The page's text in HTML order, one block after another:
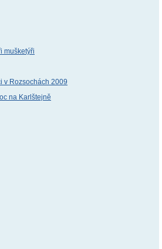
mušketýři
v Rozsochách 2009
na Karlštejně